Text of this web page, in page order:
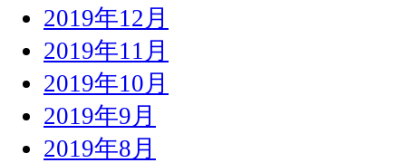
2019年12月
2019年11月
2019年10月
2019年9月
2019年8月